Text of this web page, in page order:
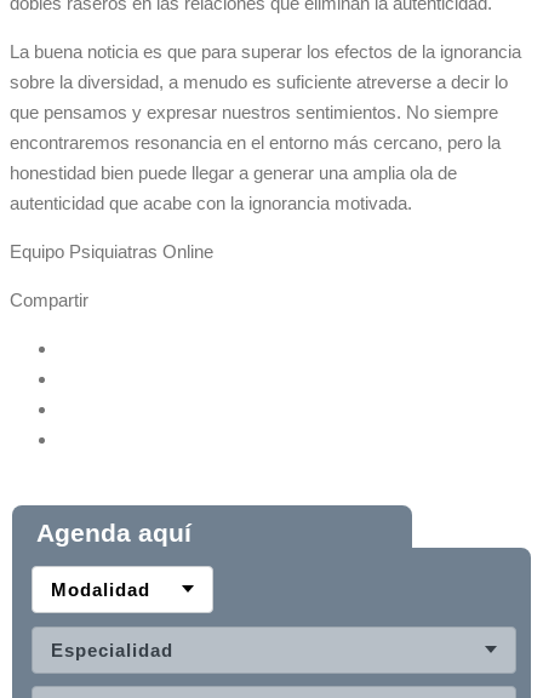
La buena noticia es que para superar los efectos de la ignorancia
sobre la diversidad, a menudo es suficiente atreverse a decir lo
que pensamos y expresar nuestros sentimientos. No siempre
encontraremos resonancia en el entorno más cercano, pero la
honestidad bien puede llegar a generar una amplia ola de
autenticidad que acabe con la ignorancia motivada.
Equipo Psiquiatras Online
Compartir
Agenda aquí
Modalidad
Especialidad